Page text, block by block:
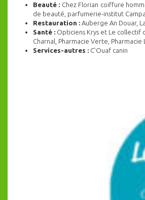
Beauté : Chez Florian coiffure
de beauté, parfumerie-institut
Restauration : Auberge An Douar,
Santé : Opticiens Krys et Le collectif
Charnal, Pharmacie Verte, Pharmacie
Services-autres : C’Ouaf canin